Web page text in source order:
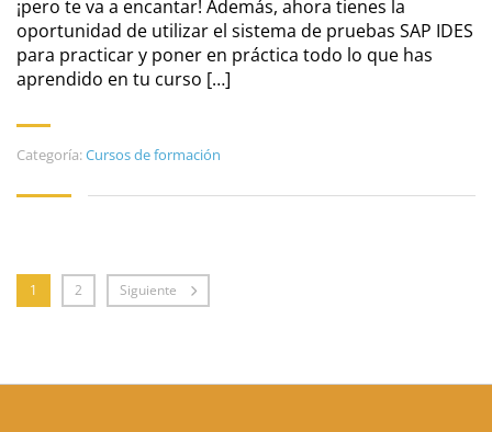
¡pero te va a encantar! Además, ahora tienes la
oportunidad de utilizar el sistema de pruebas SAP IDES
para practicar y poner en práctica todo lo que has
aprendido en tu curso […]
Categoría:Cursos de formación
1 2 Siguiente